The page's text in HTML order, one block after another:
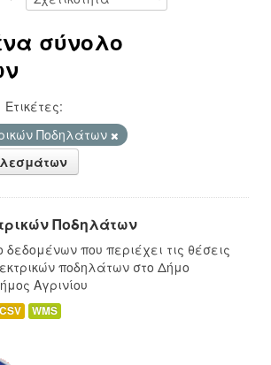
σύνολο
Ετικέτες:
Ποδηλάτων
Ποδηλάτων
που περιέχει τις θέσεις
ποδηλάτων στο Δήμο
Αγρινίου
CSV WMS